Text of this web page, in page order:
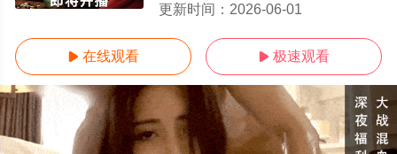
更新时间： 2026-06-01
 在线观看  极速观看